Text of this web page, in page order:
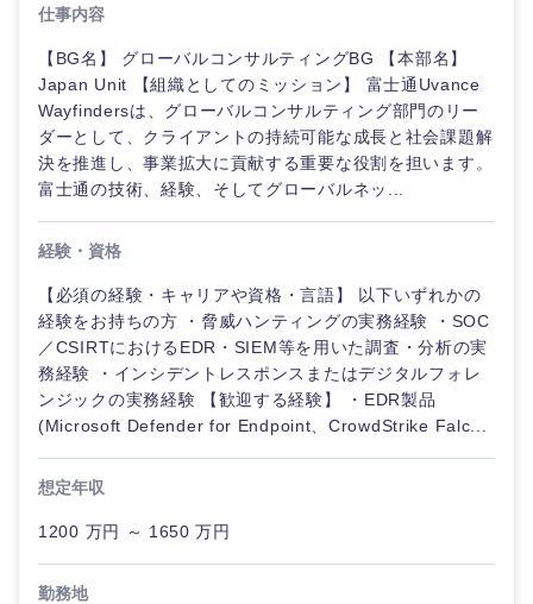
仕事内容
【BG名】 グローバルコンサルティングBG 【本部名】
Japan Unit 【組織としてのミッション】 富士通Uvance
Wayfindersは、グローバルコンサルティング部門のリー
ダーとして、クライアントの持続可能な成長と社会課題解
決を推進し、事業拡大に貢献する重要な役割を担います。
富士通の技術、経験、そしてグローバルネッ...
経験・資格
【必須の経験・キャリアや資格・言語】 以下いずれかの
経験をお持ちの方 ・脅威ハンティングの実務経験 ・SOC
／CSIRTにおけるEDR・SIEM等を用いた調査・分析の実
務経験 ・インシデントレスポンスまたはデジタルフォレ
ンジックの実務経験 【歓迎する経験】 ・EDR製品
(Microsoft Defender for Endpoint、CrowdStrike Falc...
想定年収
1200 万円 ～ 1650 万円
勤務地